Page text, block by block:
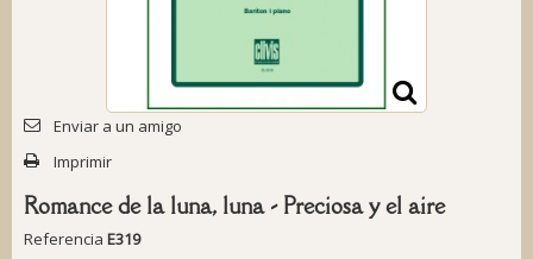
Enviar a un amigo
Imprimir
Romance de la luna, luna - Preciosa y el aire
Referencia E319